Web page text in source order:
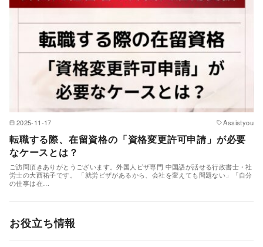
2025-11-17 Assistyou
転職する際、在留資格の「資格変更許可申請」が必要
なケースとは？
ご訪問頂きありがとうございます。外国人ビザ専門 中国語が話せる行政書士・社
労士の大西祐子です。 「就労ビザがあるから、会社を変えても問題ない」「自分
の仕事は在…
お役立ち情報